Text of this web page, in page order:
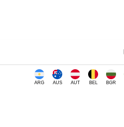
ARG AUS AUT BEL BGR